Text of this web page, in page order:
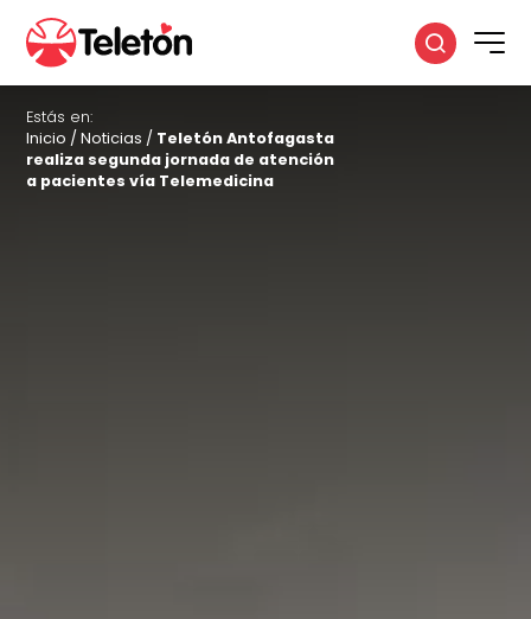
Estás en:
Inicio /Noticias / Teletón Antofagasta
realiza segunda jornada de atención
a pacientes vía Telemedicina